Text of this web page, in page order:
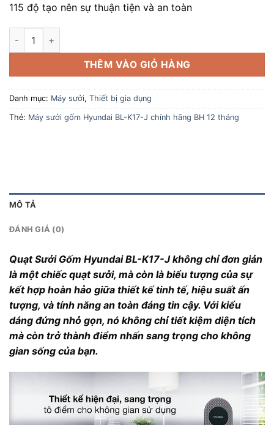
115 độ tạo nên sự thuận tiện và an toàn
Máy sưởi gốm Hyundai BL-K17-J chính hãng BH 12 tháng số
THÊM VÀO GIỎ HÀNG
Danh mục: Máy sưởi, Thiết bị gia dụng
Thẻ: Máy sưởi gốm Hyundai BL-K17-J chính hãng BH 12 tháng
MÔ TẢ
ĐÁNH GIÁ (0)
Quạt Sưởi Gốm Hyundai BL-K17-J không chỉ đơn giản
là một chiếc quạt sưởi, mà còn là biểu tượng của sự
kết hợp hoàn hảo giữa thiết kế tinh tế, hiệu suất ấn
tượng, và tính năng an toàn đáng tin cậy. Với kiểu
dáng đứng nhỏ gọn, nó không chỉ tiết kiệm diện tích
mà còn trở thành điểm nhấn sang trọng cho không
gian sống của bạn.